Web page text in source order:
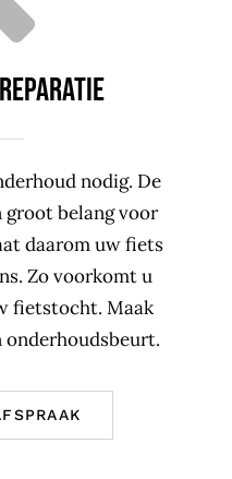
nodig. De
belang voor
daarom uw fiets
Zo voorkomt u
fietstocht. Maak
onderhoudsbeurt.